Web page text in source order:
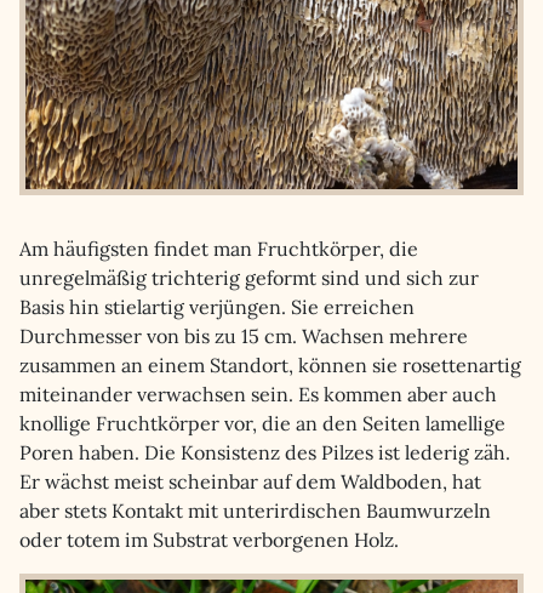
Am häufigsten findet man Fruchtkörper, die
unregelmäßig trichterig geformt sind und sich zur
Basis hin stielartig verjüngen. Sie erreichen
Durchmesser von bis zu 15 cm. Wachsen mehrere
zusammen an einem Standort, können sie rosettenartig
miteinander verwachsen sein. Es kommen aber auch
knollige Fruchtkörper vor, die an den Seiten lamellige
Poren haben. Die Konsistenz des Pilzes ist lederig zäh.
Er wächst meist scheinbar auf dem Waldboden, hat
aber stets Kontakt mit unterirdischen Baumwurzeln
oder totem im Substrat verborgenen Holz.